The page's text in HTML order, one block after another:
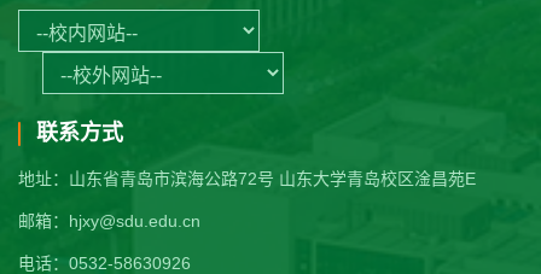
联系方式
地址：山东省青岛市滨海公路72号 山东大学青岛校区淦昌苑E
邮箱：hjxy@sdu.edu.cn
电话：0532-58630926